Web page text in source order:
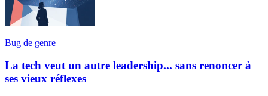
Bug de genre
La tech veut un autre leadership... sans renoncer à
ses vieux réflexes